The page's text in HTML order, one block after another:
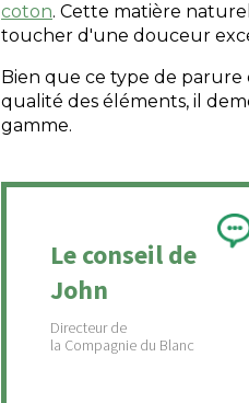
coton. Cette matière
toucher d'une douceur
Bien que ce type de
qualité des éléments, il
gamme.
Le conseil de
John